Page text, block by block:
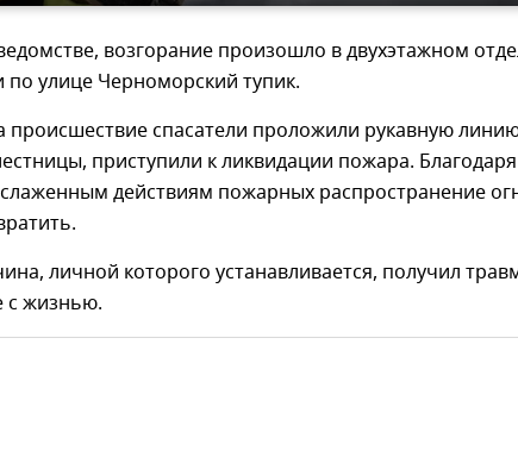
возгорание произошло в двухэтажном
улице Черноморский тупик.
спасатели проложили рукавную
приступили к ликвидации пожара. Благодаря
действиям пожарных распространение
личной которого устанавливается, получил
с жизнью.